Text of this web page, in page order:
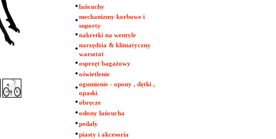
łańcuchy
mechanizmy korbowe i
suporty
nakretki na wentyle
narzędzia & klimatyczny
warsztat
osprzęt bagażowy
oświetlenie
ogumienie - opony , dętki ,
opaski
obręcze
osłony łańcucha
pedały
piasty i akcesoria